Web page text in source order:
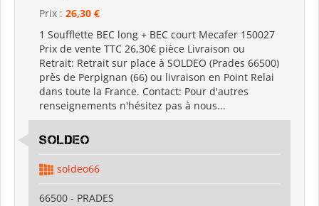
Prix : 26,30 €
1 Soufflette BEC long + BEC court Mecafer 150027
Prix de vente TTC 26,30€ pièce Livraison ou
Retrait: Retrait sur place à SOLDEO (Prades 66500)
près de Perpignan (66) ou livraison en Point Relai
dans toute la France. Contact: Pour d'autres
renseignements n'hésitez pas à nous...
SOLDEO
soldeo66
66500 - PRADES